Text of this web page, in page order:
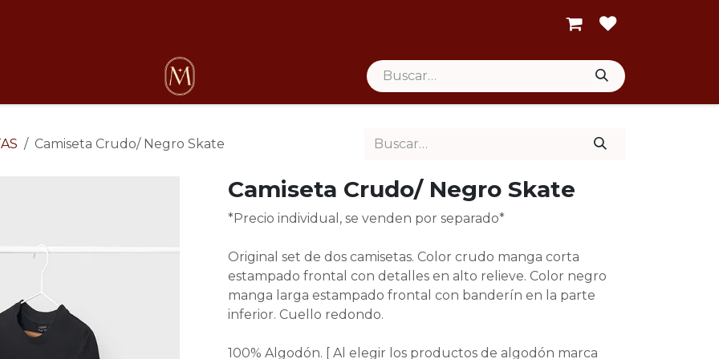
Camiseta Crudo/ Negro Skate
Camiseta Crudo/ Negro Skate
*Precio individual, se venden por separado*
Original set de dos camisetas. Color crudo manga corta
estampado frontal con detalles en alto relieve. Color negro
manga larga estampado frontal con banderín en la parte
inferior. Cuello redondo.
100% Algodón. [ Al elegir los productos de algodón marca